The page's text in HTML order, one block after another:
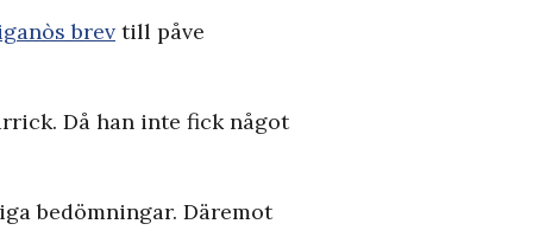
brev till påve
Då han inte fick något
bedömningar. Däremot